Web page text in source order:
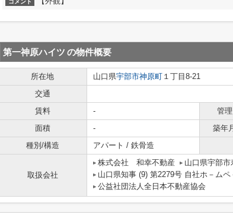
コメント
第一神原ハイツ の物件概要
所在地 山口県宇部市神原町 １丁目8-21
交通
賃料
- 管
面積
- 築年
種別/構造
アパート / 鉄骨造
取扱会社
株式会社 和幸不動産 山口県宇部
山口県知事 (9) 第2279号 自社ホ－
公益社団法人全日本不動産協会